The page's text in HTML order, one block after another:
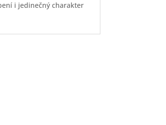
i jedinečný charakter